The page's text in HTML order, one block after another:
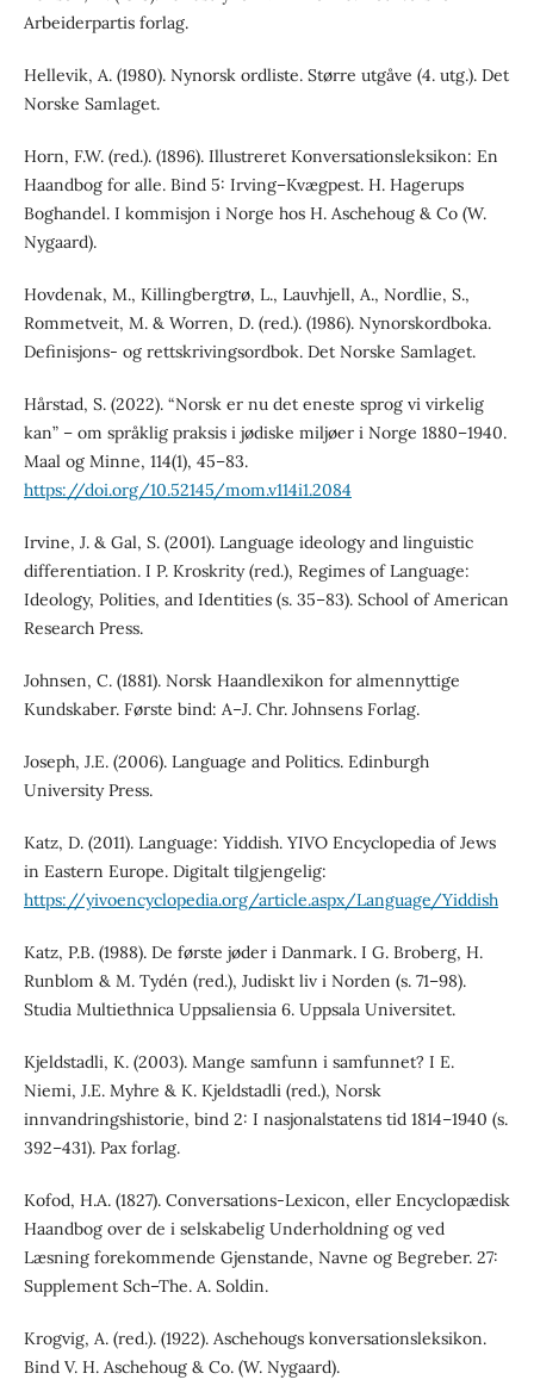
Arbeiderpartis forlag.
Hellevik, A. (1980). Nynorsk ordliste. Større utgåve (4. utg.). Det
Norske Samlaget.
Horn, F.W. (red.). (1896). Illustreret Konversationsleksikon: En
Haandbog for alle. Bind 5: Irving–Kvægpest. H. Hagerups
Boghandel. I kommisjon i Norge hos H. Aschehoug & Co (W.
Nygaard).
Hovdenak, M., Killingbergtrø, L., Lauvhjell, A., Nordlie, S.,
Rommetveit, M. & Worren, D. (red.). (1986). Nynorskordboka.
Definisjons- og rettskrivingsordbok. Det Norske Samlaget.
Hårstad, S. (2022). “Norsk er nu det eneste sprog vi virkelig
kan” – om språklig praksis i jødiske miljøer i Norge 1880–1940.
Maal og Minne, 114(1), 45–83.
https://doi.org/10.52145/mom.v114i1.2084
Irvine, J. & Gal, S. (2001). Language ideology and linguistic
differentiation. I P. Kroskrity (red.), Regimes of Language:
Ideology, Polities, and Identities (s. 35–83). School of American
Research Press.
Johnsen, C. (1881). Norsk Haandlexikon for almennyttige
Kundskaber. Første bind: A–J. Chr. Johnsens Forlag.
Joseph, J.E. (2006). Language and Politics. Edinburgh
University Press.
Katz, D. (2011). Language: Yiddish. YIVO Encyclopedia of Jews
in Eastern Europe. Digitalt tilgjengelig:
https://yivoencyclopedia.org/article.aspx/Language/Yiddish
Katz, P.B. (1988). De første jøder i Danmark. I G. Broberg, H.
Runblom & M. Tydén (red.), Judiskt liv i Norden (s. 71–98).
Studia Multiethnica Uppsaliensia 6. Uppsala Universitet.
Kjeldstadli, K. (2003). Mange samfunn i samfunnet? I E.
Niemi, J.E. Myhre & K. Kjeldstadli (red.), Norsk
innvandringshistorie, bind 2: I nasjonalstatens tid 1814–1940 (s.
392–431). Pax forlag.
Kofod, H.A. (1827). Conversations-Lexicon, eller Encyclopædisk
Haandbog over de i selskabelig Underholdning og ved
Læsning forekommende Gjenstande, Navne og Begreber. 27:
Supplement Sch–The. A. Soldin.
Krogvig, A. (red.). (1922). Aschehougs konversationsleksikon.
Bind V. H. Aschehoug & Co. (W. Nygaard).